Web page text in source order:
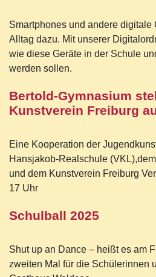
Smartphones und andere digitale
Alltag dazu. Mit unserer
wie diese Geräte in der Schule
werden sollen.
Bertold-Gymnasium
Kunstverein Freiburg
Eine Kooperation der
Hansjakob-Realschule
und dem Kunstverein Freiburg
17 Uhr
Schulball 2025
Shut up an Dance – heißt es am
zweiten Mal für die Schülerinnen